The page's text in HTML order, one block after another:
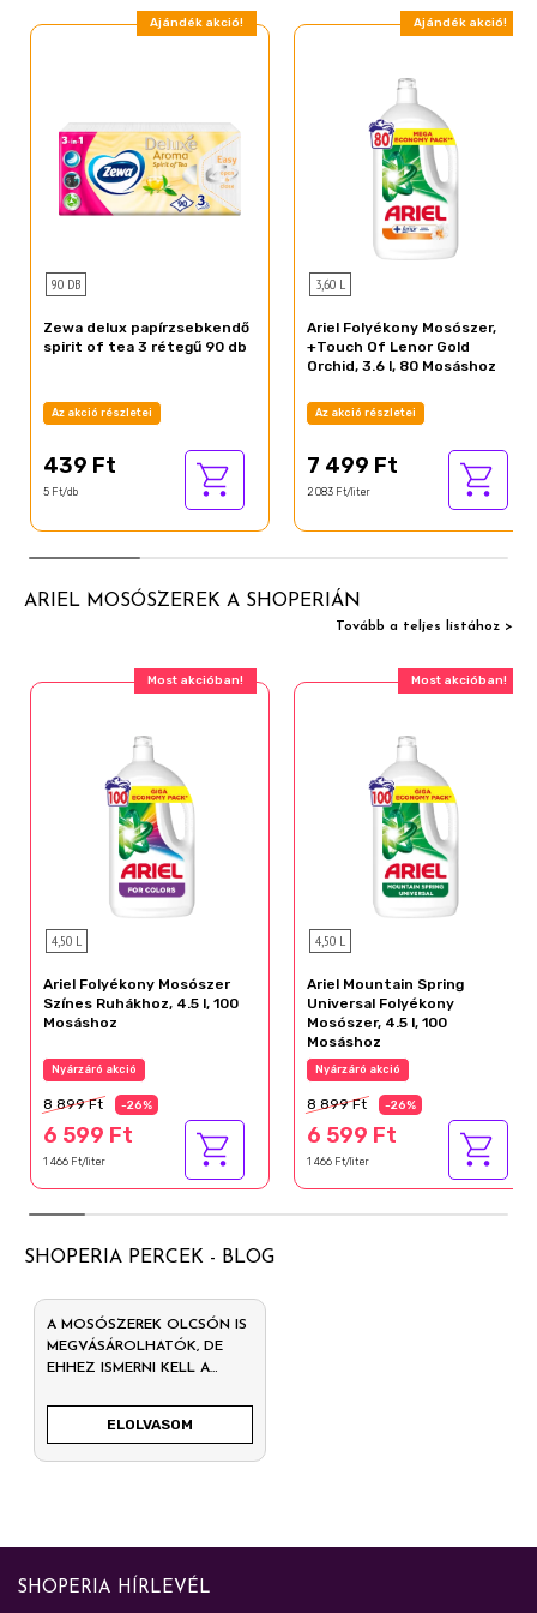
Ajándék akció!
90 DB
Zewa delux papírzsebkendő
spirit of tea 3 rétegű 90 db
Az akció részletei
439 Ft
5 Ft/db
Ajándék akció!
3,60 L
Ariel Folyékony Mosószer,
+Touch Of Lenor Gold
Orchid, 3.6 l, 80 Mosáshoz
Az akció részletei
7 499 Ft
2 083 Ft/liter
ARIEL MOSÓSZEREK A SHOPERIÁN
Tovább a teljes listához >
Most akcióban!
4,50 L
Ariel Folyékony Mosószer
Színes Ruhákhoz, 4.5 l, 100
Mosáshoz
Nyárzáró akció
8 899 Ft -26%
6 599 Ft
1 466 Ft/liter
Most akcióban!
4,50 L
Ariel Mountain Spring
Universal Folyékony
Mosószer, 4.5 l, 100
Mosáshoz
Nyárzáró akció
8 899 Ft -26%
6 599 Ft
1 466 Ft/liter
SHOPERIA PERCEK - BLOG
A MOSÓSZEREK OLCSÓN IS
MEGVÁSÁROLHATÓK, DE
EHHEZ ISMERNI KELL A
ELOLVASOM
SHOPERIA HÍRLEVÉL